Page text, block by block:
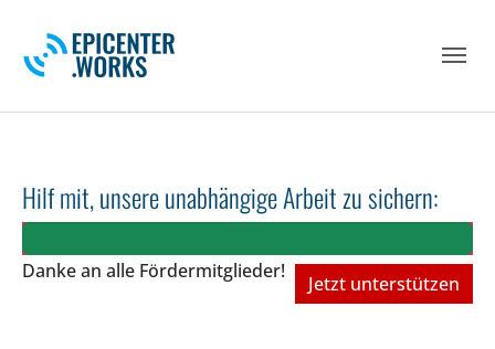
Hilf mit, unsere unabhängige Arbeit zu sichern:
Danke an alle Fördermitglieder!
Jetzt unterstützen